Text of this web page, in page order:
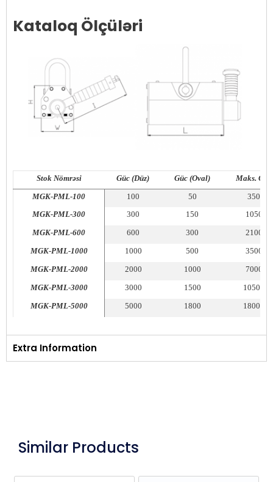
Kataloq Ölçüləri
Stok Nömrəsi Güc (Düz) Güc (Oval)
Maks. Güc
MGK-PML-100
100 50
350
MGK-PML-300
300 150
1050
MGK-PML-600
600 300
2100
MGK-PML-1000
1000 500
3500
MGK-PML-2000
2000 1000
7000
MGK-PML-3000
3000 1500
10500
MGK-PML-5000
5000 1800 18000
Extra Information
Similar Products